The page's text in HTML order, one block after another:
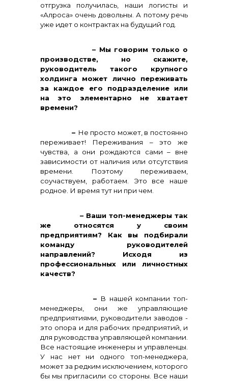
отгрузка получилась, наши логисты и
«Алроса» очень довольны. А потому речь
уже идет о контрактах на будущий год.
– Мы говорим только о
производстве, но скажите,
руководитель такого крупного
холдинга может лично переживать
за каждое его подразделение или
на это элементарно не хватает
времени?
– Не просто может, в постоянно
переживает! Переживания – это же
чувства, а они рождаются сами – вне
зависимости от наличия или отсутствия
времени. Поэтому переживаем,
соучаствуем, работаем. Это все наше
родное. И время тут ни при чем.
– Ваши топ-менеджеры так
же относятся у своим
предприятиям? Как вы подбирали
команду руководителей
направлений? Исходя из
профессиональных или личностных
качеств?
– В нашей компании топ-
менеджеры, они же управляющие
предприятиями, руководители заводов -
это опора и для рабочих предприятий, и
для руководства управляющей компании.
Все настоящие инженеры и управленцы.
У нас нет ни одного топ-менеджера,
может за редким исключением, которого
бы мы пригласили со стороны. Все наши